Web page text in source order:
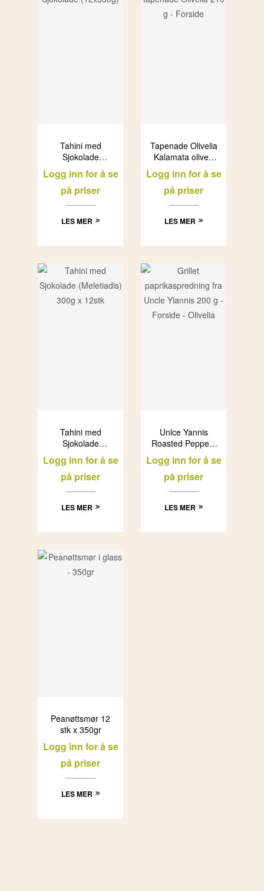
Tahini med
Sjokolade
(12x330g)
Logg inn for å se
på priser
LES MER
Tapenade Olivelia
Kalamata oliven
(12x200g)
Logg inn for å se
på priser
LES MER
Tahini med
Sjokolade
(Meletiadis) 300g
x 12stk
Logg inn for å se
på priser
LES MER
Unlce Yannis
Roasted Peppers
spread (12x200g)
Logg inn for å se
på priser
LES MER
Peanøttsmør 12
stk x 350gr
Logg inn for å se
på priser
LES MER